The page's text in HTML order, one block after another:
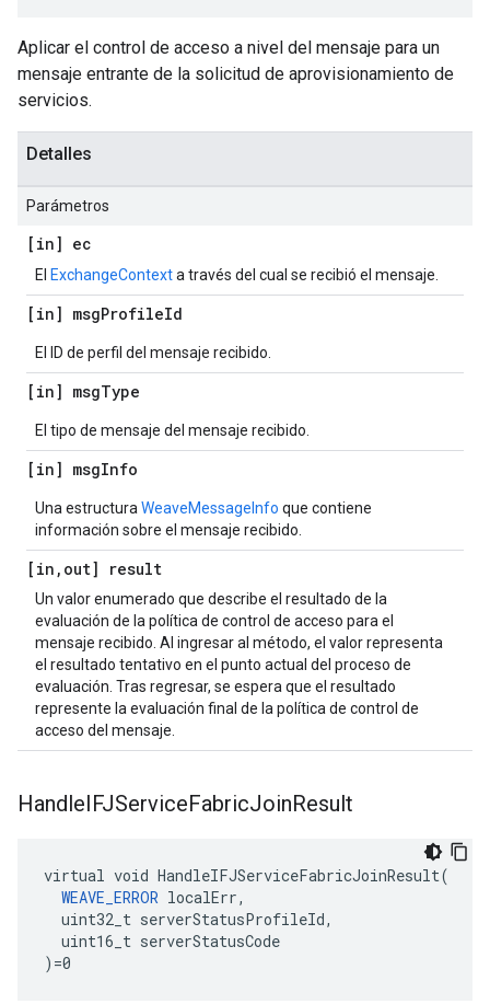
Aplicar el control de acceso a nivel del mensaje para un
mensaje entrante de la solicitud de aprovisionamiento de
servicios.
Detalles
Parámetros
[in] ec
El ExchangeContexta través del cual se recibió el mensaje.
[in] msgProfileId
El ID de perfil del mensaje recibido.
[in] msgType
El tipo de mensaje del mensaje recibido.
[in] msgInfo
Una estructura WeaveMessageInfo que contiene
información sobre el mensaje recibido.
[in , out] result
Un valor enumerado que describe el resultado de la
evaluación de la política de control de acceso para el
mensaje recibido. Al ingresar al método, el valor representa
el resultado tentativo en el punto actual del proceso de
evaluación. Tras regresar, se espera que el resultado
represente la evaluación final de la política de control de
acceso del mensaje.
HandleIFJServiceFabricJoinResult
virtual void HandleIFJServiceFabricJoinResult(
WEAVE_ERROR localErr,
  uint32_t serverStatusProfileId,
  uint16_t serverStatusCode
)=0